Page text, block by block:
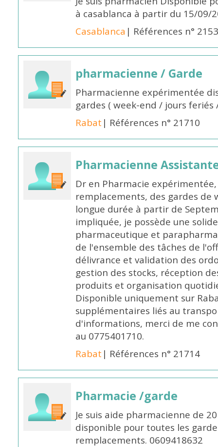
à casablanca à partir du 15/09/
Casablanca | Références n°
pharmacienne / Garde
Pharmacienne expérimentée
gardes ( week-end / jours
Rabat | Références n° 21710
Pharmacienne
Dr en Pharmacie
remplacements, des gardes de
longue durée à partir de
impliquée, je possède une
pharmaceutique et
de l'ensemble des tâches de
délivrance et validation des
gestion des stocks, réception
produits et organisation
Disponible uniquement sur
supplémentaires liés au
d'informations, merci de me
au 0775401710.
Rabat | Références n° 21714
Pharmacie /garde
Je suis aide pharmacienne de
disponible pour toutes les
remplacements. 0609418632